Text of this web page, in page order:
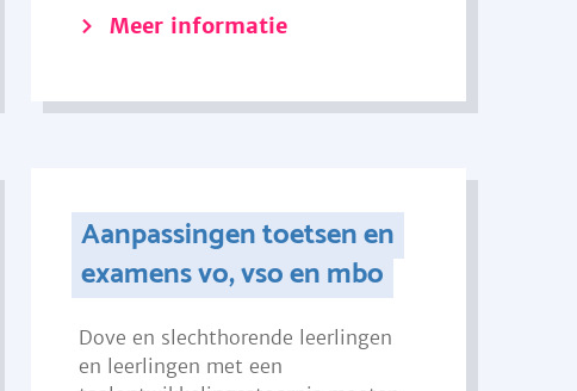
Meer informatie
Aanpassingen toetsen en
examens vo, vso en mbo
Dove en slechthorende leerlingen
en leerlingen met een